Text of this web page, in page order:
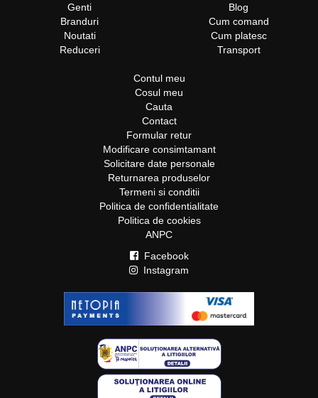
Genti
Branduri
Noutati
Reduceri
Blog
Cum comand
Cum platesc
Transport
Contul meu
Cosul meu
Cauta
Contact
Formular retur
Modificare consimtamant
Solicitare date personale
Returnarea produselor
Termeni si conditii
Politica de confidentialitate
Politica de cookies
ANPC
Facebook
Instagram